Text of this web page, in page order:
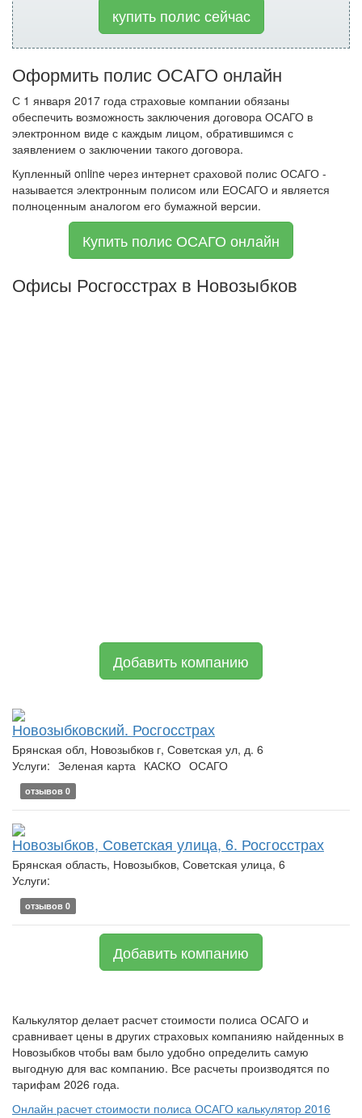
купить полис сейчас
Оформить полис ОСАГО онлайн
С 1 января 2017 года страховые компании обязаны
обеспечить возможность заключения договора ОСАГО в
электронном виде с каждым лицом, обратившимся с
заявлением о заключении такого договора.
Купленный online через интернет сраховой полис ОСАГО -
называется электронным полисом или ЕОСАГО и является
полноценным аналогом его бумажной версии.
Купить полис ОСАГО онлайн
Офисы Росгосстрах в Новозыбков
Добавить компанию
Новозыбковский. Росгосстрах
Брянская обл, Новозыбков г, Советская ул, д. 6
Услуги: Зеленая карта КАСКО ОСАГО
отзывов 0
Новозыбков, Советская улица, 6. Росгосстрах
Брянская область, Новозыбков, Советская улица, 6
Услуги:
отзывов 0
Добавить компанию
Калькулятор делает расчет стоимости полиса ОСАГО и
сравнивает цены в других страховых компанияю найденных в
Новозыбков чтобы вам было удобно определить самую
выгодную для вас компанию. Все расчеты производятся по
тарифам 2026 года.
Онлайн расчет стоимости полиса ОСАГО калькулятор 2016